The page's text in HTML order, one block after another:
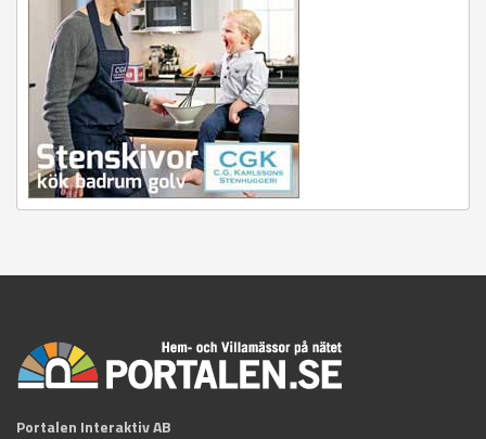
Portalen Interaktiv AB